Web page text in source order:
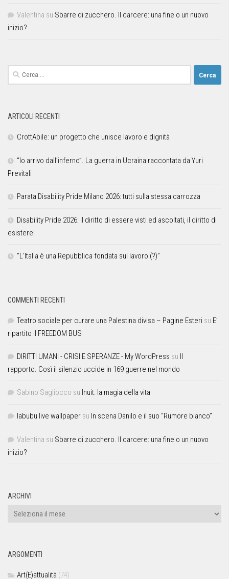
Valentina su Sbarre di zucchero. Il carcere: una fine o un nuovo
inizio?
ARTICOLI RECENTI
CrottAbile: un progetto che unisce lavoro e dignità
“Io arrivo dall’inferno”. La guerra in Ucraina raccontata da Yuri
Previtali
Parata Disability Pride Milano 2026: tutti sulla stessa carrozza
Disability Pride 2026: il diritto di essere visti ed ascoltati, il diritto di
esistere!
“L’Italia è una Repubblica fondata sul lavoro (?)”
COMMENTI RECENTI
Teatro sociale per curare una Palestina divisa – Pagine Esteri su E’
ripartito il FREEDOM BUS
DIRITTI UMANI - CRISI E SPERANZE - My WordPress su Il
rapporto. Così il silenzio uccide in 169 guerre nel mondo
Sabino Sagliocco su Inuit: la magia della vita
labubu live wallpaper su In scena Danilo e il suo “Rumore bianco”
Valentina su Sbarre di zucchero. Il carcere: una fine o un nuovo
inizio?
ARCHIVI
ARGOMENTI
Art(E)attualità (74)